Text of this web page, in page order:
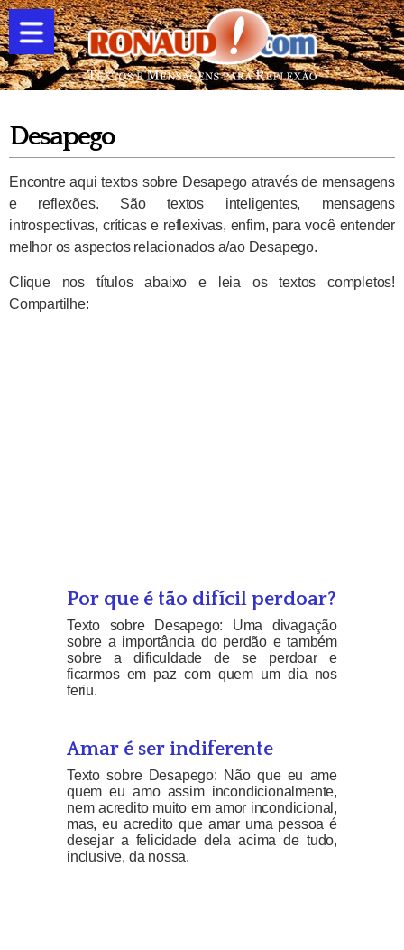
Desapego
Encontre aqui textos sobre Desapego através de mensagens
e reflexões. São textos inteligentes, mensagens
introspectivas, críticas e reflexivas, enfim, para você entender
melhor os aspectos relacionados a/ao Desapego.
Clique nos títulos abaixo e leia os textos completos!
Compartilhe:
Por que é tão difícil perdoar?
Texto sobre Desapego: Uma divagação
sobre a importância do perdão e também
sobre a dificuldade de se perdoar e
ficarmos em paz com quem um dia nos
feriu.
Amar é ser indiferente
Texto sobre Desapego: Não que eu ame
quem eu amo assim incondicionalmente,
nem acredito muito em amor incondicional,
mas, eu acredito que amar uma pessoa é
desejar a felicidade dela acima de tudo,
inclusive, da nossa.